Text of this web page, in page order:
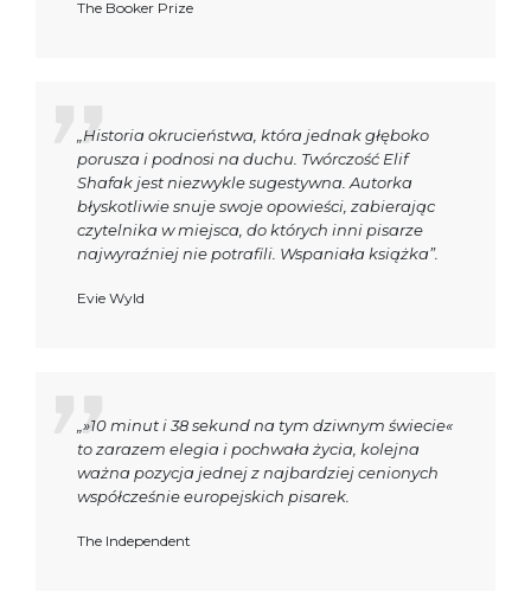
The Booker Prize
„Historia okrucieństwa, która jednak głęboko
porusza i podnosi na duchu. Twórczość Elif
Shafak jest niezwykle sugestywna. Autorka
błyskotliwie snuje swoje opowieści, zabierając
czytelnika w miejsca, do których inni pisarze
najwyraźniej nie potrafili. Wspaniała książka”.
Evie Wyld
„»10 minut i 38 sekund na tym dziwnym świecie«
to zarazem elegia i pochwała życia, kolejna
ważna pozycja jednej z najbardziej cenionych
współcześnie europejskich pisarek.
The Independent